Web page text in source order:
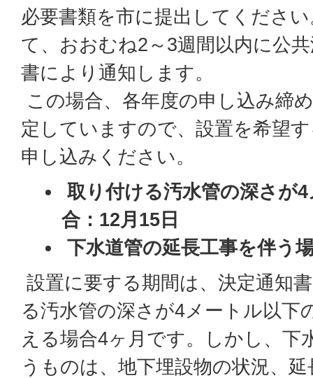
必要書類を市に提出してくださ
て、おおむね2～3週間以内に公
書により通知します。
この場合、各年度の申し込み締
定していますので、設置を希望
申し込みください。
取り付ける汚水管の深さが
合：12月15日
下水道管の延長工事を伴う
設置に要する期間は、決定通知
る汚水管の深さが4メートル以下
える場合4ヶ月です。しかし、下
うものは、地下埋設物の状況、